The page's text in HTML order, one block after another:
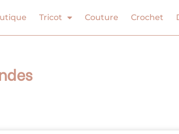
Tricot Couture Crochet